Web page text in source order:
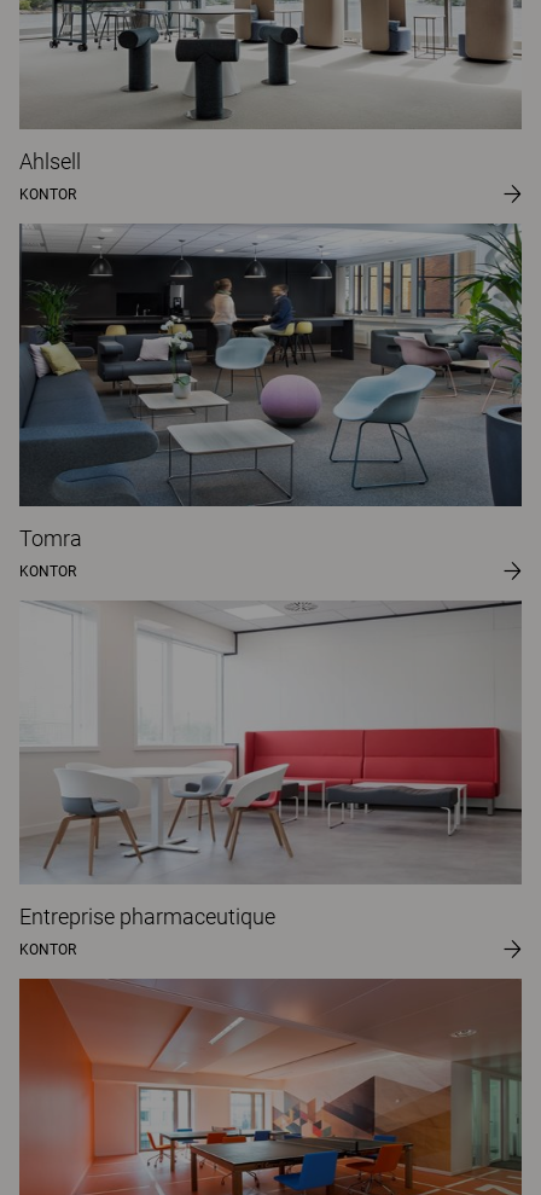
Ahlsell
KONTOR
Tomra
KONTOR
Entreprise pharmaceutique
KONTOR